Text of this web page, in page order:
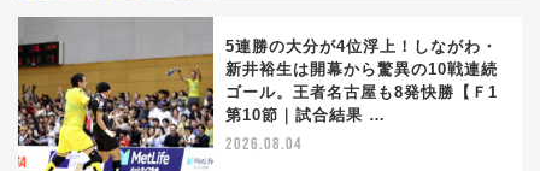
5連勝の大分が4位浮上！しながわ・
新井裕生は開幕から驚異の10戦連続
ゴール。王者名古屋も8発快勝【Ｆ1
第10節｜試合結果 …
2026.08.04